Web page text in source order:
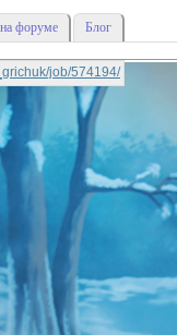
форуме Блог
job/574194/